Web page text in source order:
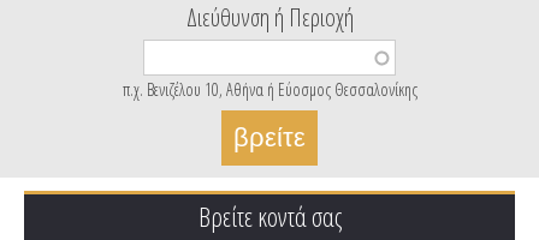
Διεύθυνση ή Περιοχή
π.χ. Βενιζέλου 10, Αθήνα ή Εύοσμος Θεσσαλονίκης
Βρείτε κοντά σας